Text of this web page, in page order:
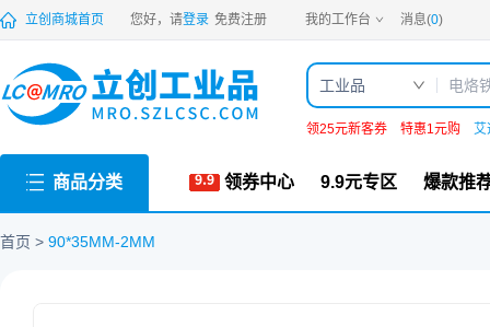
PDF 立创商城首页 您好，请登录 免费注册 我的工作台 消息(0)
工业品
领25元新客券 特惠1元购 艾
商品分类 领券中心 9.9元专区 爆款推
首页 90*35MM-2MM